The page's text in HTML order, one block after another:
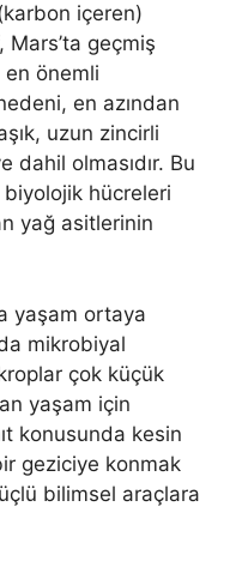
içeren)
geçmiş
en önemli
en azından
uzun zincirli
dahil olmasıdır. Bu
hücreleri
yağ asitlerinin
yaşam ortaya
mikrobiyal
çok küçük
yaşam için
konusunda kesin
geziciye konmak
bilimsel araçlara